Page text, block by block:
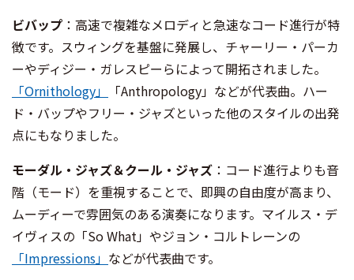
ビバップ ：高速で複雑なメロディと急速なコード進行が特
徴です。スウィングを基盤に発展し、チャーリー・パーカ
ーやディジー・ガレスピーらによって開拓されました。
「Ornithology」
「Anthropology」などが代表曲。ハー
ド・バップやフリー・ジャズといった他のスタイルの出発
点にもなりました。
モーダル・ジャズ＆クール・ジャズ ：コード進行よりも音
階（モード）を重視することで、即興の自由度が高まり、
ムーディーで雰囲気のある演奏になります。マイルス・デ
イヴィスの「So What」やジョン・コルトレーンの
「Impressions」 などが代表曲です。